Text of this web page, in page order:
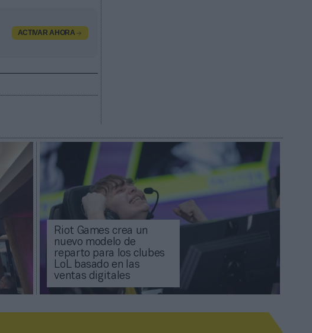
ACTIVAR AHORA
Riot Games crea un
nuevo modelo de
reparto para los clubes
LoL basado en las
ventas digitales